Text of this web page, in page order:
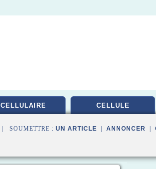
CELLULAIRE CELLULE
| SOUMETTRE : UN ARTICLE ANNONCER